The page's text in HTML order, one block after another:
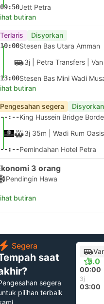
09:50Jett Petra
butiran
Terlaris Disyorkan
10:00Stesen Bas Utara Amman
3j | Petra Transfers Van
13:00Stesen Bas Mini Wadi
butiran
Pengesahan segera Disyorkan
--:--King Hussein Bridge
3j 35m | Wadi Rum Oasis
--:--Pemindahan Hotel Petra
3 orang
Pendingin Hawa
butiran
Segera
saat
segera
pilihan terbaik
5.0
00:00
3j
03:00